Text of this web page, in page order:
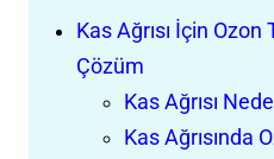
Kas Ağrısı İçin
Çözüm
Kas Ağrısı
Kas Ağrısında